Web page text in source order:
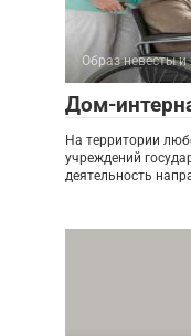
Образ невесты и
Дом-
На территории
учреждений
деятельность